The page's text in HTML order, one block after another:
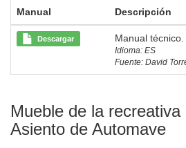
Manual Descripción
Descargar Manual técnico.
Idioma: ES
Fuente: David
Mueble de la recreativa
Asiento de Automave